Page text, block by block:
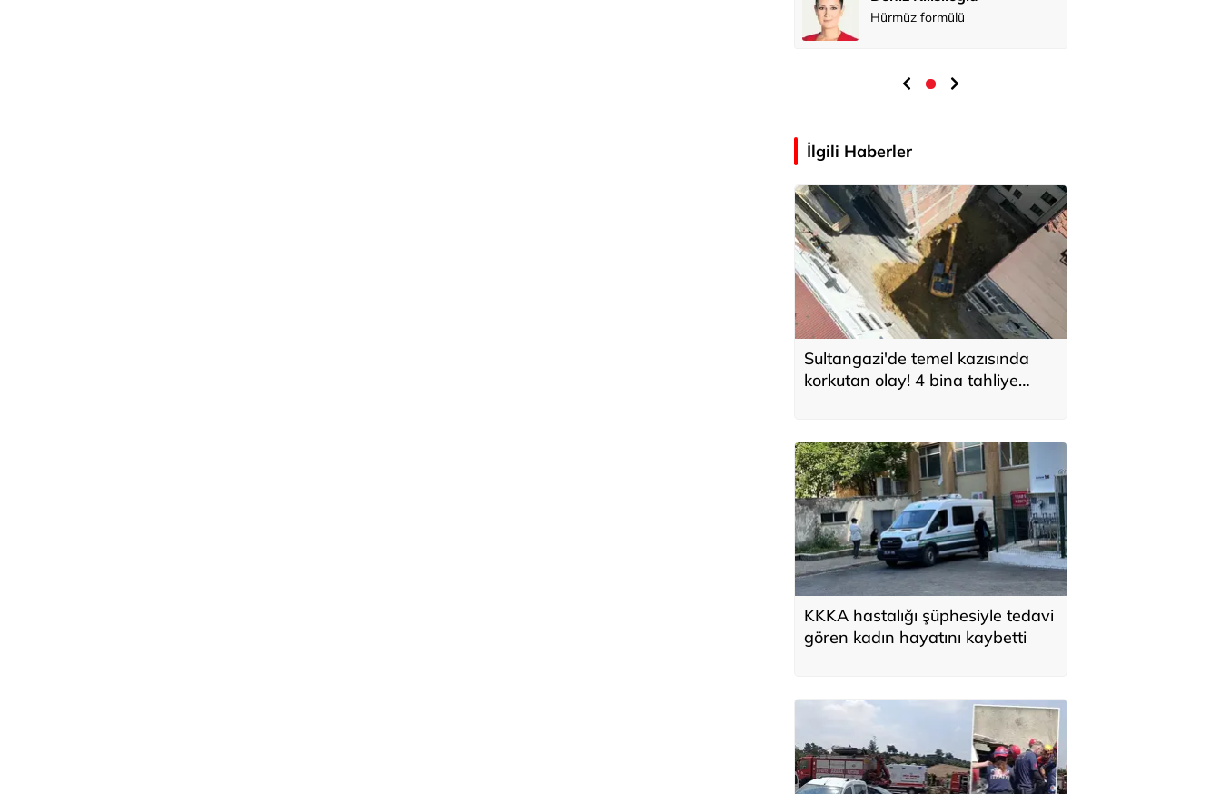
Hürmüz formülü
İlgili Haberler
Sultangazi'de temel kazısında
korkutan olay! 4 bina tahliye
KKKA hastalığı şüphesiyle tedavi
gören kadın hayatını kaybetti